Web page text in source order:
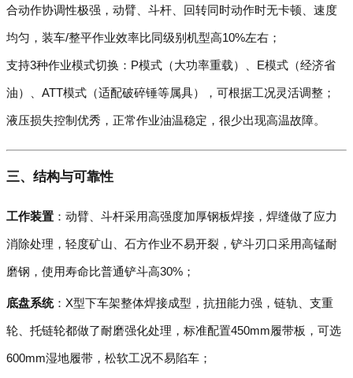
合动作协调性极强，动臂、斗杆、回转同时动作时无卡顿、速度
均匀，装车/整平作业效率比同级别机型高10%左右；
支持3种作业模式切换：P模式（大功率重载）、E模式（经济省
油）、ATT模式（适配破碎锤等属具），可根据工况灵活调整；
液压损失控制优秀，正常作业油温稳定，很少出现高温故障。
三、结构与可靠性
工作装置 ：动臂、斗杆采用高强度加厚钢板焊接，焊缝做了应力
消除处理，轻度矿山、石方作业不易开裂，铲斗刃口采用高锰耐
磨钢，使用寿命比普通铲斗高30%；
底盘系统：X型下车架整体焊接成型，抗扭能力强，链轨、支重
轮、托链轮都做了耐磨强化处理，标准配置450mm履带板，可选
600mm湿地履带，松软工况不易陷车；